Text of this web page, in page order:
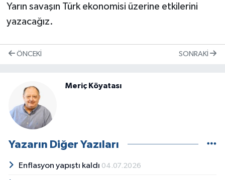
Yarın savaşın Türk ekonomisi üzerine etkilerini
yazacağız.
ÖNCEKI SONRAKI
Meriç Köyatası
Yazarın Diğer Yazıları
Enflasyon yapıştı kaldı 04.07.2026